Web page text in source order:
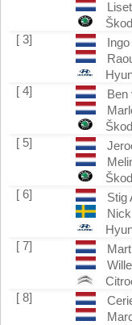
[ 3]
[ 4]
Ben
[ 5]
[ 6]
Stig
[ 7]
[ 8]